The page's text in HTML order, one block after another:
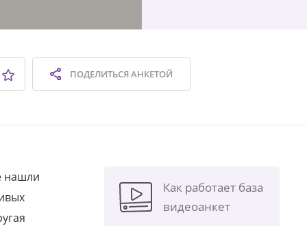
ПОДЕЛИТЬСЯАНКЕТОЙ
нашли
Как работает база
видеоанкет